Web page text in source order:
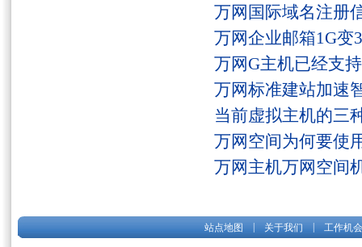
万网国际域名注册
万网企业邮箱1G变
万网G主机已经支
万网标准建站加速
当前虚拟主机的三
万网空间为何要使
万网主机万网空间
站点地图 关于我们 工作机会